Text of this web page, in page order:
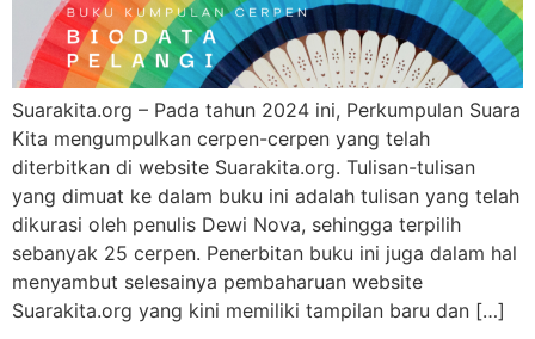
Suarakita.org – Pada tahun 2024 ini, Perkumpulan Suara
Kita mengumpulkan cerpen-cerpen yang telah
diterbitkan di website Suarakita.org. Tulisan-tulisan
yang dimuat ke dalam buku ini adalah tulisan yang telah
dikurasi oleh penulis Dewi Nova, sehingga terpilih
sebanyak 25 cerpen. Penerbitan buku ini juga dalam hal
menyambut selesainya pembaharuan website
Suarakita.org yang kini memiliki tampilan baru dan […]